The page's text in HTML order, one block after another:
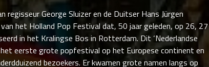
regisseur George Sluizer en de Duitser Hans Jürgen
het Holland Pop Festival dat, 50 jaar geleden, op 26, 27
in het Kralingse Bos in Rotterdam. Dit ‘Nederlandse
eerste grote popfestival op het Europese continent en
bezoekers. Er kwamen grote namen langs op